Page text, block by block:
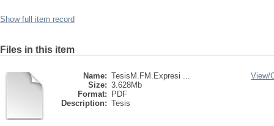
Show full item record
Files in this item
Name: TesisM.FM.Expresi ...
Size: 3.628Mb
Format:
PDF
Description: Tesis
View/